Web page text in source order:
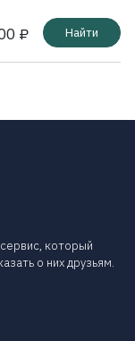
₽ Найти
который
о них друзьям.